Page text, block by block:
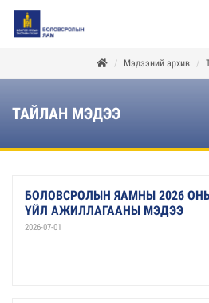
Мэдээний архив
ТАЙЛАН МЭДЭЭ
БОЛОВСРОЛЫН ЯАМНЫ 2026
ҮЙЛ АЖИЛЛАГААНЫ МЭДЭЭ
2026-07-01